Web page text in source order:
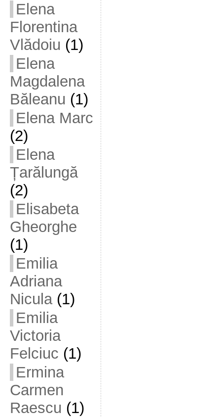
Elena
Florentina
Vlădoiu (1)
Elena
Magdalena
Băleanu (1)
Elena Marc
(2)
Elena
Țarălungă
(2)
Elisabeta
Gheorghe
(1)
Emilia
Adriana
Nicula(1)
Emilia
Victoria
Felciuc (1)
Ermina
Carmen
Raescu (1)